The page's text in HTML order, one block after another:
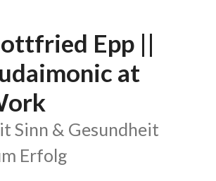
Epp ||
at
Sinn & Gesundheit
Erfolg